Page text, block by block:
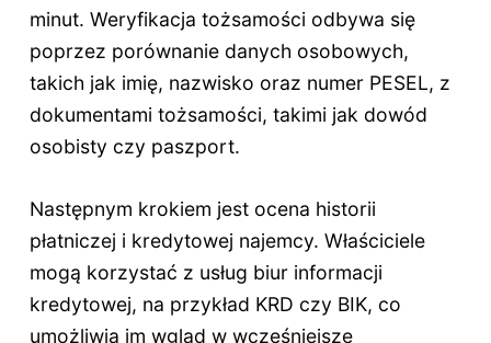
minut. Weryfikacja tożsamości odbywa się
poprzez porównanie danych osobowych,
takich jak imię, nazwisko oraz numer PESEL, z
dokumentami tożsamości, takimi jak dowód
osobisty czy paszport.
Następnym krokiem jest ocena historii
płatniczej i kredytowej najemcy. Właściciele
mogą korzystać z usług biur informacji
kredytowej, na przykład KRD czy BIK, co
umożliwia im wgląd w wcześniejsze